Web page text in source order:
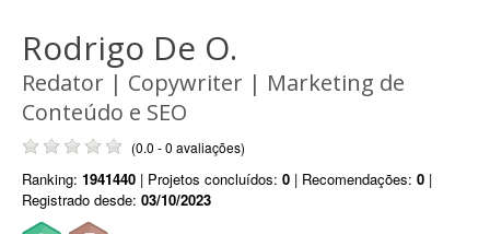
Rodrigo De O.
Redator | Copywriter | Marketing de
Conteúdo e SEO
(0.0 - 0 avaliações)
Ranking: 1941440 | Projetos concluídos: 0 | Recomendações: 0 |
Registrado desde: 03/10/2023